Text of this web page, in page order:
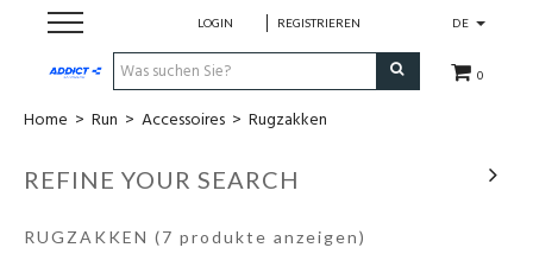
DE
0
LOGIN REGISTRIEREN
Cadeaubon
Loopschoenen
Home > Run > Accessoires > Rugzakken
REFINE YOUR SEARCH
RUGZAKKEN (7 produkte anzeigen)